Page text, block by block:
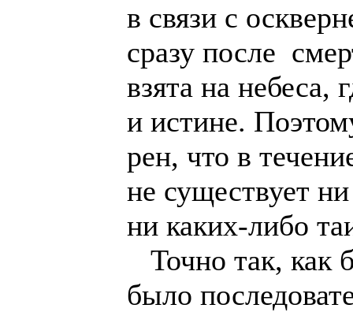
в связи с
сразу после
взята на небеса,
и истине.
рен, что в
не существует
ни каких-либо
Точно так, как
было